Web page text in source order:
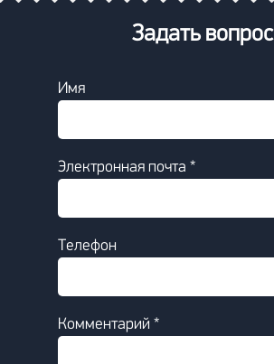
Задать вопрос
Имя
Электронная почта *
Телефон
Комментарий *